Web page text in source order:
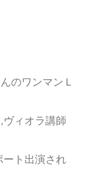
のワンマンＬ
ィオラ講師
ート出演され